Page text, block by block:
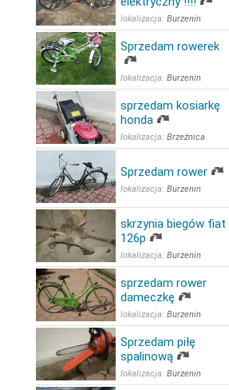
lokalizacja: Burzenin
Sprzedam rowerek
lokalizacja: Burzenin
sprzedam kosiarkę
honda
lokalizacja: Brzeźnica
Sprzedam rower
lokalizacja: Burzenin
skrzynia biegów fiat
126p
lokalizacja: Burzenin
sprzedam rower
dameczkę
lokalizacja: Burzenin
Sprzedam piłę
spalinową
lokalizacja: Burzenin